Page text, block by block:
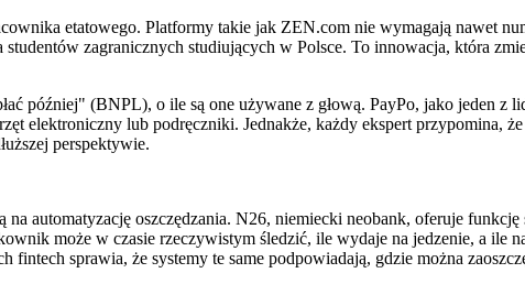
etatowego. Platformy takie jak ZEN.com nie wymagają nawet
zagranicznych studiujących w Polsce. To innowacja, która
później" (BNPL), o ile są one używane z głową. PayPo, jako jeden z
elektroniczny lub podręczniki. Jednakże, każdy ekspert przypomina,
perspektywie.
automatyzację oszczędzania. N26, niemiecki neobank, oferuje
może w czasie rzeczywistym śledzić, ile wydaje na jedzenie, a ile
sprawia, że systemy te same podpowiadają, gdzie można